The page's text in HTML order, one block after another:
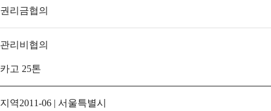
권리금협의
관리비 협의
카고 25톤
지역2011-06 | 서울특별시